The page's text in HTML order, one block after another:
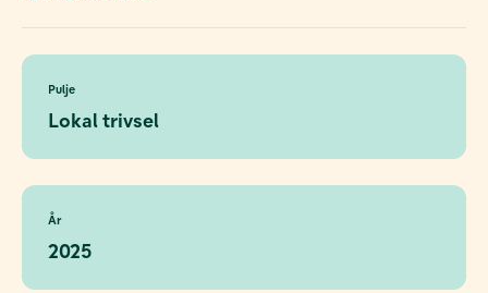
Pulje
Lokal trivsel
År
2025